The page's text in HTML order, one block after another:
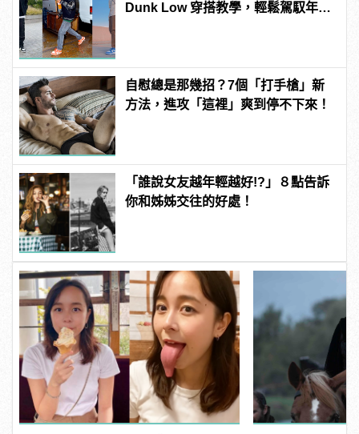
Dunk Low 穿搭教學，輕鬆駕馭年度
自慰總是那幾招？7個「打手槍」新
方法，進攻「這裡」爽到停不下來！
「誰說女友越年輕越好!?」８點告訴
你和姊姊交往的好處！